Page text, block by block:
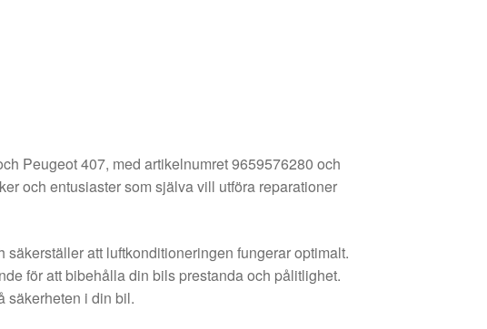
Peugeot 407, med artikelnumret 9659576280 och
och entusiaster som själva vill utföra reparationer
att luftkonditioneringen fungerar optimalt.
för att bibehålla din bils prestanda och pålitlighet.
säkerheten i din bil.